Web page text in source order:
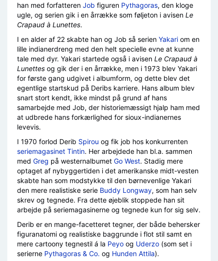
han med forfatteren Job figuren Pythagoras, den kloge
ugle, og serien gik i en årrække som føljeton i avisen Le
Crapaud à Lunettes.
I en alder af 22 skabte han og Job så serien Yakari om en
lille indianerdreng med den helt specielle evne at kunne
tale med dyr. Yakari startede også i avisen Le Crapaud à
Lunettes og gik der i en årrække, men i 1973 blev Yakari
for første gang udgivet i albumform, og dette blev det
egentlige startskud på Deribs karriere. Hans album blev
snart stort kendt, ikke mindst på grund af hans
samarbejde med Job, der historiemæssigt hjalp ham med
at udbrede hans forkærlighed for sioux-indianernes
levevis.
I 1970 forlod Derib Spirou og fik job hos konkurrenten
seriemagasinet Tintin. Her arbejdede han bl.a. sammen
med Greg på westernalbumet Go West. Stadig mere
optaget af nybyggertiden i det amerikanske midt-vesten
skabte han som modstykke til den børnevenlige Yakari
den mere realistiske serie Buddy Longway, som han selv
skrev og tegnede. Fra dette øjeblik stoppede han sit
arbejde på seriemagasinerne og tegnede kun for sig selv.
Derib er en mange-facetteret tegner, der både behersker
figuranatomi og realistiske baggrunde i flot stil samt en
mere cartoony tegnestil á la Peyo og Uderzo (som set i
serierne Pythagoras & Co. og Hunden Attila).